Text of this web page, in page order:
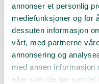
annonser et personlig
mediefunksjoner og for
dessuten informasjon
vårt, med partnerne
annonsering og
med annen informasjon
eller som de har samlet
1. Reduser eller fjern bruk
2. Bruk transparent eller
materialgjenvinning.
3. Kjøp fra leverandører
plastemballasje.